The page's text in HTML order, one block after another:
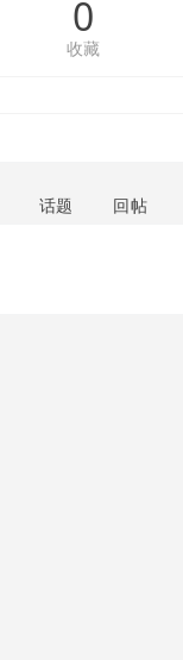
0
收藏
话题 回帖